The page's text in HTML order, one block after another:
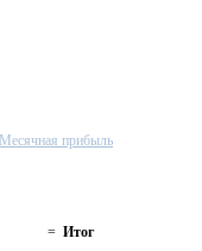
Месячная прибыль
= Итог